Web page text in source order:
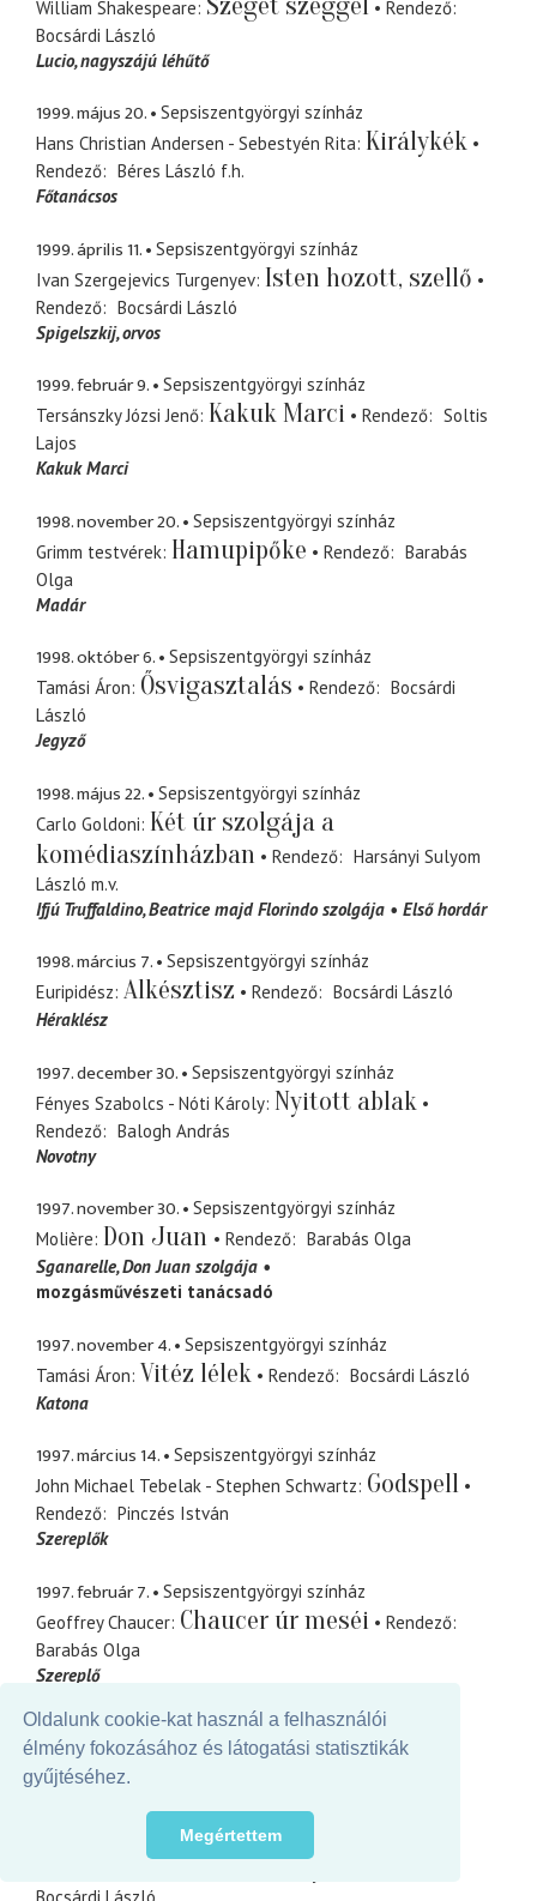
Oldalunk cookie-kat használ a felhasználói
élmény fokozásához és látogatási statisztikák
gyűjtéséhez.
Megértettem
William Shakespeare
Rendező
Bocsárdi László
Lucio nagyszájú léhűtő
1999. május 20.
Sepsiszentgyörgyi színház
Hans Christian Andersen - Sebestyén Rita Királykék
Rendező Béres László f.h.
Főtanácsos
1999. április 11.
Sepsiszentgyörgyi színház
Ivan Szergejevics Turgenyev Isten hozott, szellő
Rendező
Bocsárdi László
Spigelszkij orvos
1999. február 9.
Sepsiszentgyörgyi színház
Tersánszky Józsi Jenő Kakuk Marci Rendező
Soltis
Lajos
Kakuk Marci
1998. november 20.
Sepsiszentgyörgyi színház
Grimm testvérek Hamupipőke Rendező
Barabás
Olga
Madár
1998. október 6.
Sepsiszentgyörgyi színház
Tamási Áron Ősvigasztalás Rendező
Bocsárdi
László
Jegyző
1998. május 22.
Sepsiszentgyörgyi színház
Carlo Goldoni Két úr szolgája a
komédiaszínházban
Rendező
Harsányi Sulyom
László m.v.
Ifjú Truffaldino Beatrice majd Florindo szolgája Első hordár
1998. március 7.
Sepsiszentgyörgyi színház
Euripidész Alkésztisz Rendező
Bocsárdi László
Héraklész
1997. december 30.
Sepsiszentgyörgyi színház
Fényes Szabolcs - Nóti Károly Nyitott ablak
Rendező
Balogh András
Novotny
1997. november 30.
Sepsiszentgyörgyi színház
Molière Don Juan Rendező
Barabás Olga
Sganarelle Don Juan szolgája
mozgásművészeti tanácsadó
1997. november 4.
Sepsiszentgyörgyi színház
Tamási Áron Vitéz lélek Rendező
Bocsárdi László
Katona
1997. március 14.
Sepsiszentgyörgyi színház
John Michael Tebelak - Stephen Schwartz Godspell
Rendező
Pinczés István
Szereplők
1997. február 7.
Sepsiszentgyörgyi színház
Geoffrey Chaucer Chaucer úr meséi
Rendező
Barabás Olga
Szereplő
1996. december 31. Sepsiszentgyörgyi színház
Rablótámadás Rendező
Bocsárdi László
Szereplő
zenei összeállítás
Sepsiszentgyörgyi színház
Vizityúk